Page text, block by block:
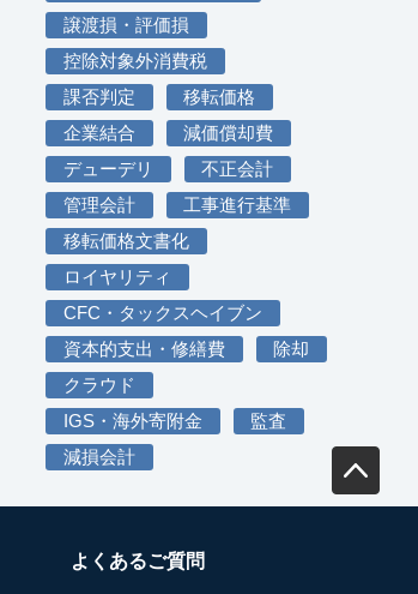
譲渡損・評価損
控除対象外消費税
課否判定
移転価格
企業結合
減価償却費
デューデリ
不正会計
管理会計
工事進行基準
移転価格文書化
ロイヤリティ
CFC・タックスヘイブン
資本的支出・修繕費
除却
クラウド
IGS・海外寄附金
監査
減損会計
よくあるご質問